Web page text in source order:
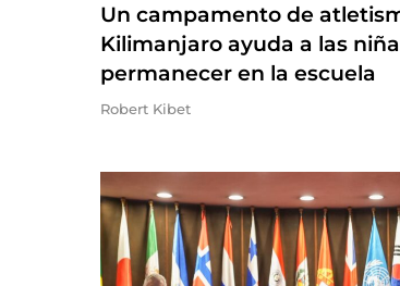
Un campamento de
Kilimanjaro ayuda a las
permanecer en la escuela
Robert Kibet